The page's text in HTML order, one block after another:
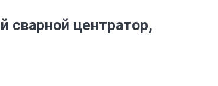
сварной центратор,